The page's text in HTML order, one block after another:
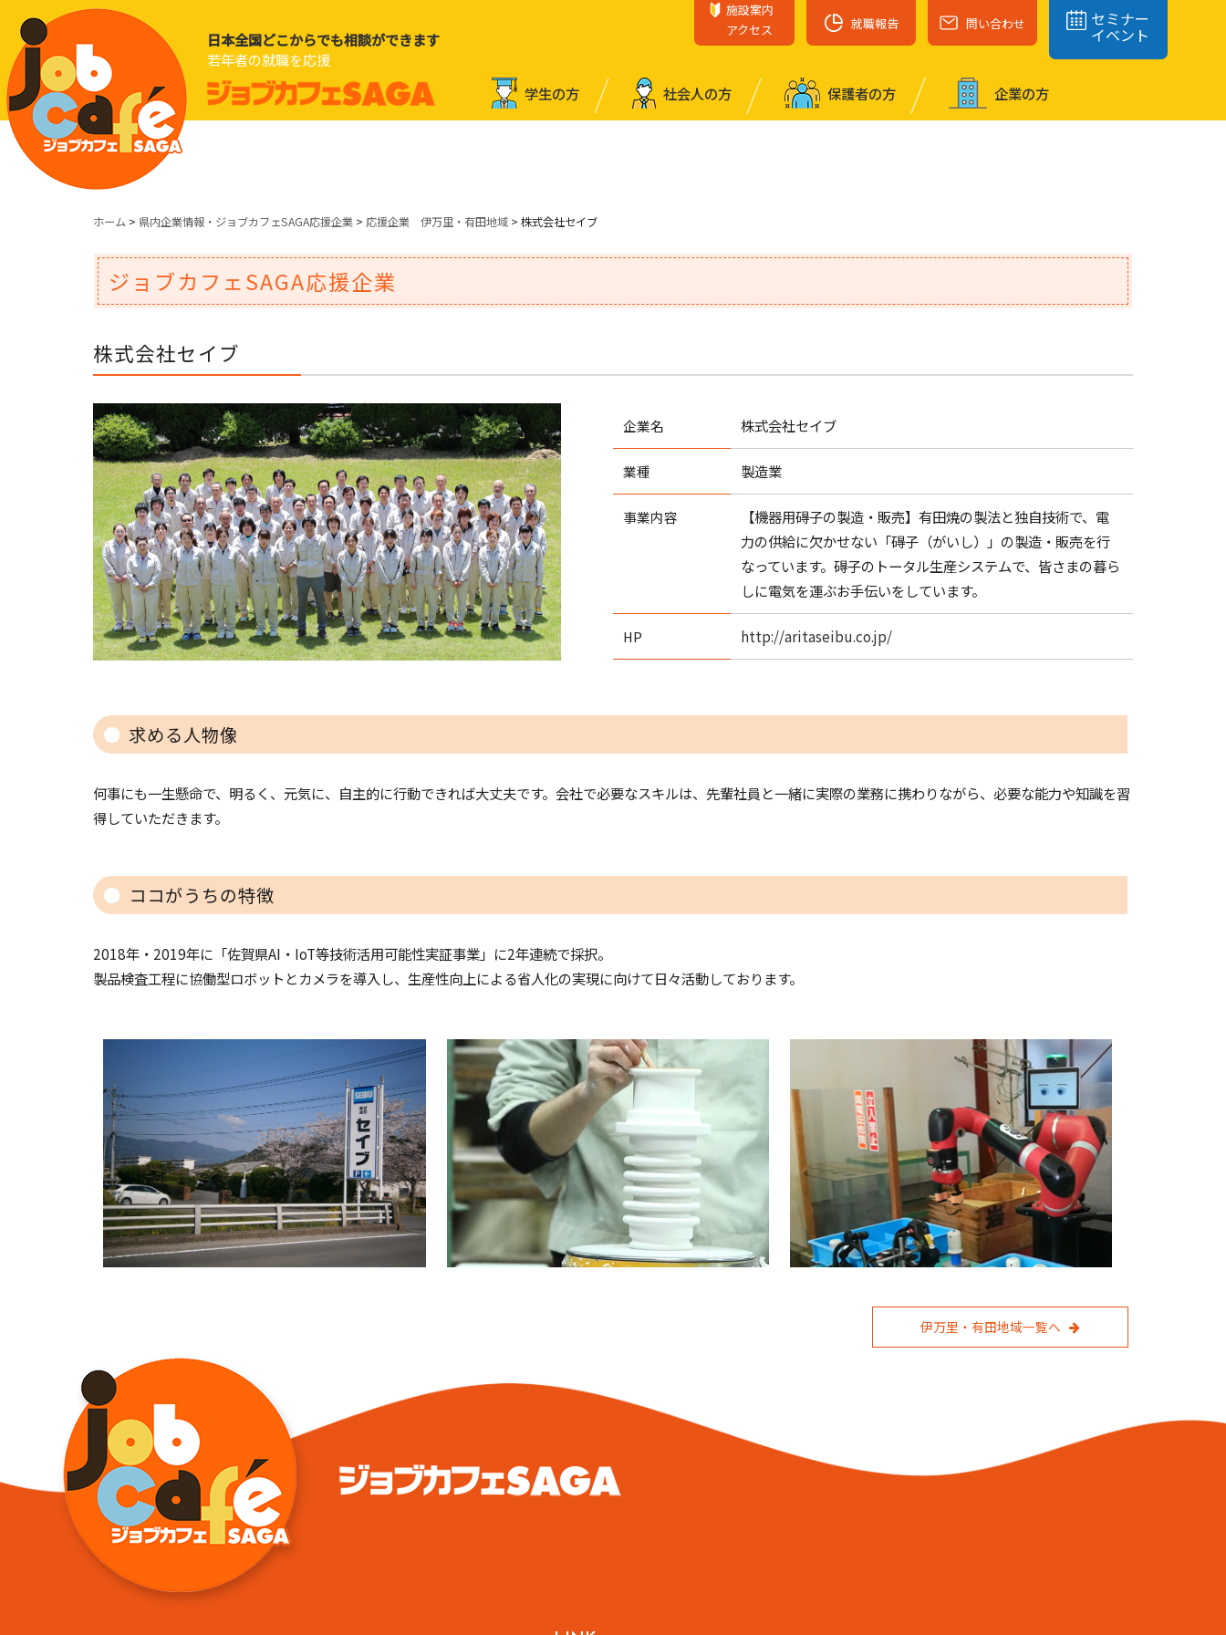
日本全国どこからでも相談ができます
若年者の就職を応援
施設案内
アクセス
就職報告 問い合わせ セミナー
イベント
学⽣の⽅ 社会⼈の⽅ 保護者の⽅ 企業の⽅
ホーム > 県内企業情報・ジョブカフェSAGA応援企業 > 応援企業 伊万里・有田地域 > 株式会社セイブ
ジョブカフェSAGA応援企業
株式会社セイブ
企業名 株式会社セイブ
業種 製造業
事業内容
【機器用碍子の製造・販売】有田焼の製法と独自技術で、電
力の供給に欠かせない「碍子（がいし）」の製造・販売を行
なっています。碍子のトータル生産システムで、皆さまの暮ら
しに電気を運ぶお手伝いをしています。
HP http://aritaseibu.co.jp/
求める人物像
何事にも一生懸命で、明るく、元気に、自主的に行動できれば大丈夫です。会社で必要なスキルは、先輩社員と一緒に実際の業務に携わりながら、必要な能力や知識を習
得していただきます。
ココがうちの特徴
2018年・2019年に「佐賀県AI・IoT等技術活用可能性実証事業」に2年連続で採択。
製品検査工程に協働型ロボットとカメラを導入し、生産性向上による省人化の実現に向けて日々活動しております。
伊万里・有田地域一覧へ